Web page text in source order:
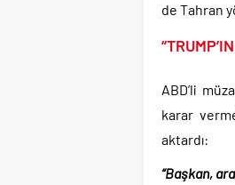
de Tahran
ABD’li
karar
aktardı:
“Başkan,